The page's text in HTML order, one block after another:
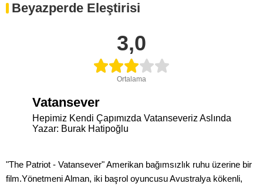
Beyazperde Eleştirisi
3,0
Ortalama
Vatansever
Hepimiz Kendi Çapımızda Vatanseveriz Aslında
Yazar: Burak Hatipoğlu
"The Patriot - Vatansever" Amerikan bağımsızlık ruhu üzerine bir
film.Yönetmeni Alman, iki başrol oyuncusu Avustralya kökenli,